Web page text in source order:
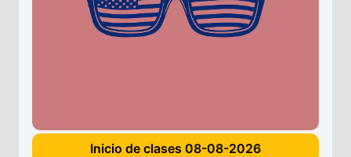
Inicio de clases 08-08-2026